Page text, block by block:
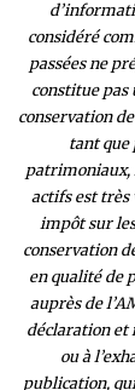
considéré
passées ne
constitue pas
conservation
tant que
patrimoniaux,
actifs est très
impôt sur
conservation
en qualité de
auprès de
déclaration et
ou à
publication,